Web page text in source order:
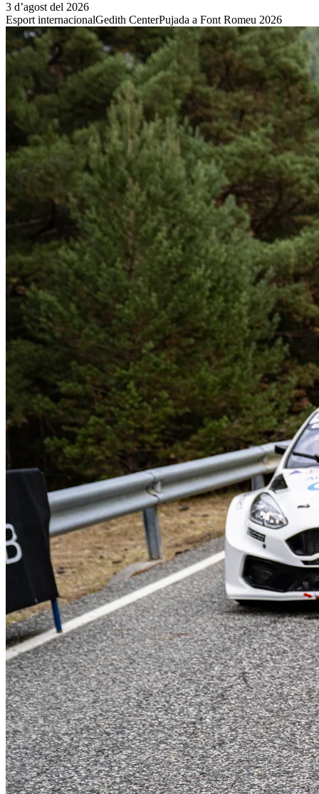
3 d’agost del 2026
Esport internacionalGedith CenterPujada a Font Romeu 2026